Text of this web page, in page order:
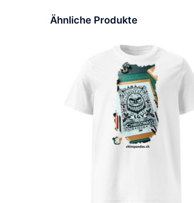
Ähnliche Produkte